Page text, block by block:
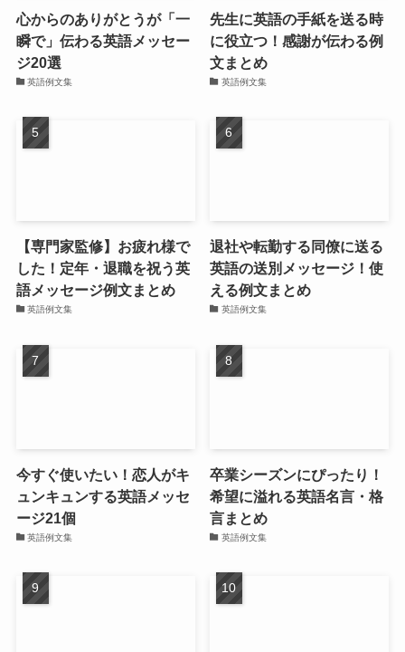
心からのありがとうが「一
瞬で」伝わる英語メッセー
ジ20選
英語例文集
先生に英語の手紙を送る時
に役立つ！感謝が伝わる例
文まとめ
英語例文集
【専門家監修】お疲れ様で
した！定年・退職を祝う英
語メッセージ例文まとめ
英語例文集
退社や転勤する同僚に送る
英語の送別メッセージ！使
える例文まとめ
英語例文集
今すぐ使いたい！恋人がキ
ュンキュンする英語メッセ
ージ21個
英語例文集
卒業シーズンにぴったり！
希望に溢れる英語名言・格
言まとめ
英語例文集